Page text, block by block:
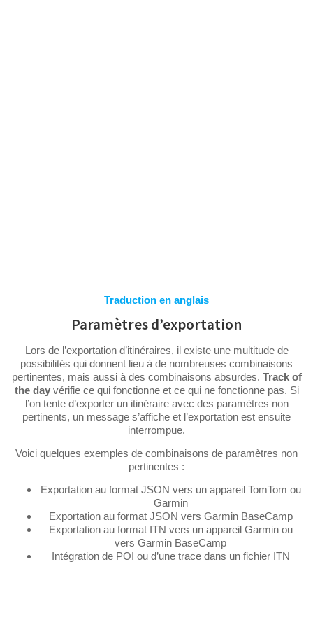
Traduction en anglais
Paramètres d’exportation
Lors de l’exportation d’itinéraires, il existe une multitude de
possibilités qui donnent lieu à de nombreuses combinaisons
pertinentes, mais aussi à des combinaisons absurdes. Track of
the dayvérifie ce qui fonctionne et ce qui ne fonctionne pas. Si
l’on tente d’exporter un itinéraire avec des paramètres non
pertinents, un message s’affiche et l’exportation est ensuite
interrompue.
Voici quelques exemples de combinaisons de paramètres non
pertinentes :
Exportation au format JSON vers un appareil TomTom ou
Garmin
Exportation au format JSON vers Garmin BaseCamp
Exportation au format ITN vers un appareil Garmin ou
vers Garmin BaseCamp
Intégration de POI ou d’une trace dans un fichier ITN